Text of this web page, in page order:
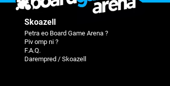
Skoazell
Petra eo Board Game Arena ?
Piv omp ni ?
F.A.Q.
Darempred / Skoazell